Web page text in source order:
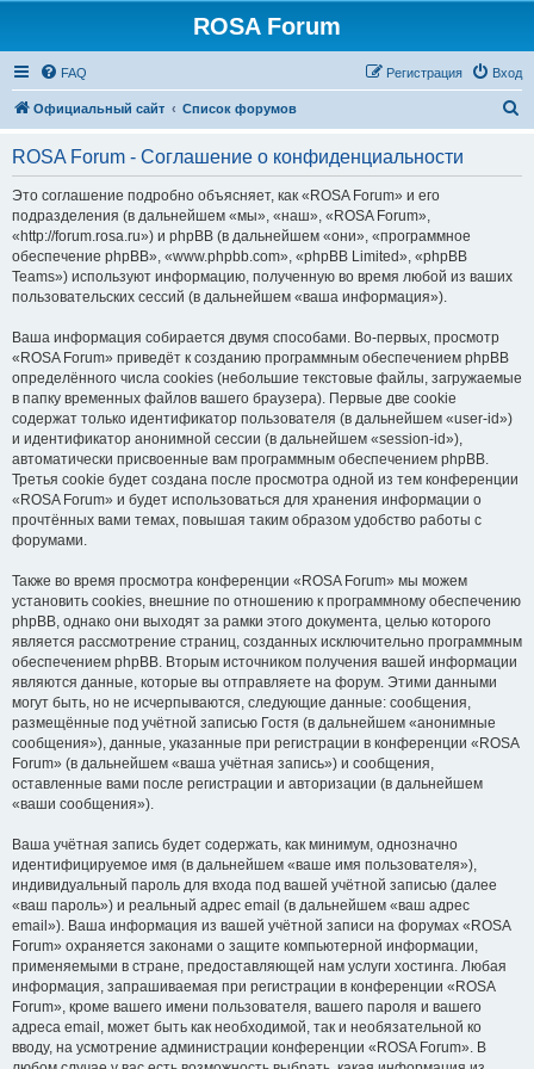
ROSA Forum
FAQ Вход
Регистрация
Официальный сайт Список форумов
ROSA Forum - Соглашение о конфиденциальности
Это соглашение подробно объясняет, как «ROSA Forum» и его
подразделения (в дальнейшем «мы», «наш», «ROSA Forum»,
«http://forum.rosa.ru») и phpBB (в дальнейшем «они», «программное
обеспечение phpBB», «www.phpbb.com», «phpBB Limited», «phpBB
Teams») используют информацию, полученную во время любой из ваших
пользовательских сессий (в дальнейшем «ваша информация»).
Ваша информация собирается двумя способами. Во-первых, просмотр
«ROSA Forum» приведёт к созданию программным обеспечением phpBB
определённого числа cookies (небольшие текстовые файлы, загружаемые
в папку временных файлов вашего браузера). Первые две cookie
содержат только идентификатор пользователя (в дальнейшем «user-id»)
и идентификатор анонимной сессии (в дальнейшем «session-id»),
автоматически присвоенные вам программным обеспечением phpBB.
Третья cookie будет создана после просмотра одной из тем конференции
«ROSA Forum» и будет использоваться для хранения информации о
прочтённых вами темах, повышая таким образом удобство работы с
форумами.
Также во время просмотра конференции «ROSA Forum» мы можем
установить cookies, внешние по отношению к программному обеспечению
phpBB, однако они выходят за рамки этого документа, целью которого
является рассмотрение страниц, созданных исключительно программным
обеспечением phpBB. Вторым источником получения вашей информации
являются данные, которые вы отправляете на форум. Этими данными
могут быть, но не исчерпываются, следующие данные: сообщения,
размещённые под учётной записью Гостя (в дальнейшем «анонимные
сообщения»), данные, указанные при регистрации в конференции «ROSA
Forum» (в дальнейшем «ваша учётная запись») и сообщения,
оставленные вами после регистрации и авторизации (в дальнейшем
«ваши сообщения»).
Ваша учётная запись будет содержать, как минимум, однозначно
идентифицируемое имя (в дальнейшем «ваше имя пользователя»),
индивидуальный пароль для входа под вашей учётной записью (далее
«ваш пароль») и реальный адрес email (в дальнейшем «ваш адрес
email»). Ваша информация из вашей учётной записи на форумах «ROSA
Forum» охраняется законами о защите компьютерной информации,
применяемыми в стране, предоставляющей нам услуги хостинга. Любая
информация, запрашиваемая при регистрации в конференции «ROSA
Forum», кроме вашего имени пользователя, вашего пароля и вашего
адреса email, может быть как необходимой, так и необязательной ко
вводу, на усмотрение администрации конференции «ROSA Forum». В